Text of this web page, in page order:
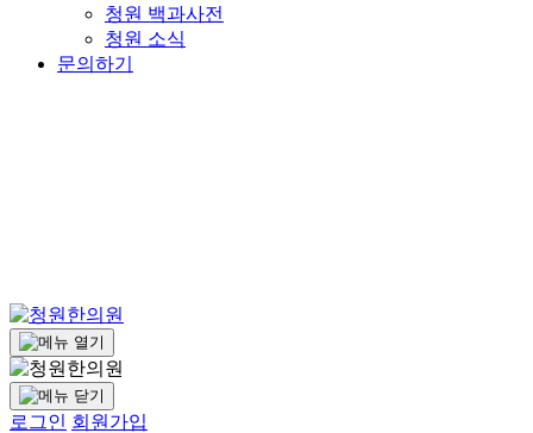
청원 백과사전
청원 소식
문의하기
로그인 회원가입